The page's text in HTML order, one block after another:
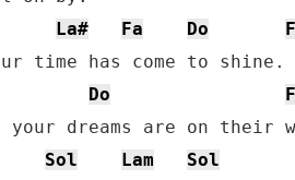
La# Fa Do
time has come to shine.
Do
Sol Lam
Sol